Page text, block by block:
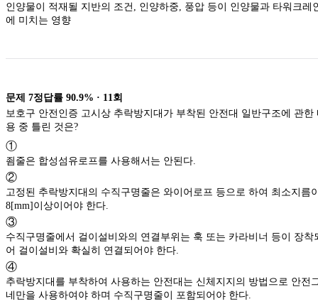
인양물이 적재될 지반의 조건, 인양하중, 풍압 등이 인양물과 타워크레
에 미치는 영향
문제 7정답률 90.9% · 11 회
보호구 안전인증 고시상 추락방지대가 부착된 안전대 일반구조에 관한
용 중 틀린 것은?
①
죔줄은 합성섬유로프를 사용해서는 안된다.
②
고정된 추락방지대의 수직구명줄은 와이어로프 등으로 하여 최소지름
8[mm]이상이어야 한다.
③
수직구명줄에서 걸이설비와의 연결부위는 훅 또는 카라비너 등이 장착
어 걸이설비와 확실히 연결되어야 한다.
④
추락방지대를 부착하여 사용하는 안전대는 신체지지의 방법으로 안전
네만을 사용하여야 하며 수직구명줄이 포함되어야 한다.